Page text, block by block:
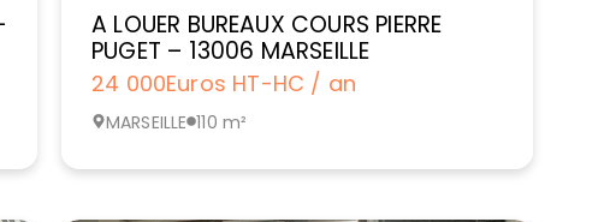
A LOUER BUREAUX COURS PIERRE
PUGET – 13006 MARSEILLE
24 000Euros HT-HC / an
MARSEILLE 110 m²